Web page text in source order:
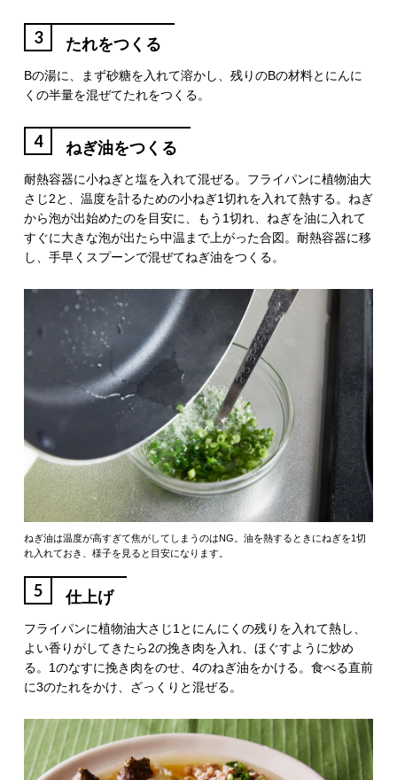
3 たれをつくる
Bの湯に、まず砂糖を入れて溶かし、残りのBの材料とにんに
くの半量を混ぜてたれをつくる。
4 ねぎ油をつくる
耐熱容器に小ねぎと塩を入れて混ぜる。フライパンに植物油大
さじ2と、温度を計るための小ねぎ1切れを入れて熱する。ねぎ
から泡が出始めたのを目安に、もう1切れ、ねぎを油に入れて
すぐに大きな泡が出たら中温まで上がった合図。耐熱容器に移
し、手早くスプーンで混ぜてねぎ油をつくる。
ねぎ油は温度が高すぎて焦がしてしまうのはNG。油を熱するときにねぎを1切
れ入れておき、様子を見ると目安になります。
5 仕上げ
フライパンに植物油大さじ1とにんにくの残りを入れて熱し、
よい香りがしてきたら2の挽き肉を入れ、ほぐすように炒め
る。1のなすに挽き肉をのせ、4のねぎ油をかける。食べる直前
に3のたれをかけ、ざっくりと混ぜる。